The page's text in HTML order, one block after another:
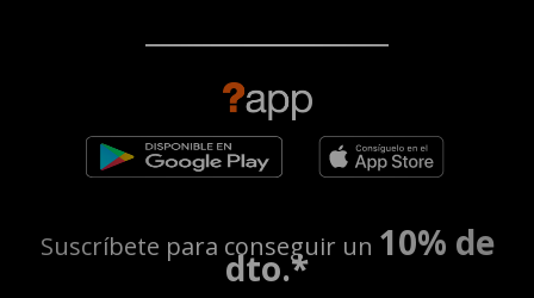
Suscríbete para conseguir un 10% de
dto.*